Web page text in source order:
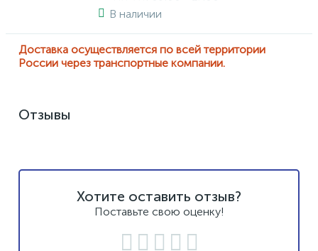
В наличии
Доставка осуществляется по всей территории
России через транспортные компании.
Отзывы
Хотите оставить отзыв?
Поставьте свою оценку!